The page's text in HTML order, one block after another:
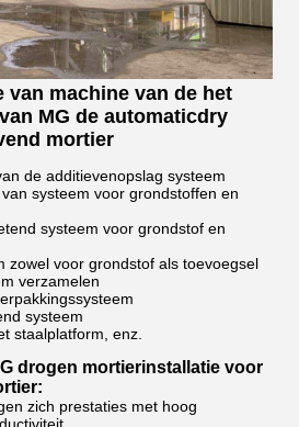
machine van de het
MG de automaticdry
mortier
de additievenopslag systeem
systeem voor grondstoffen en
systeem voor grondstof en
zowel voor grondstof als toevoegsel
verzamelen
systeem
staalplatform, enz.
drogen mortierinstallatie voor
zich prestaties met hoog